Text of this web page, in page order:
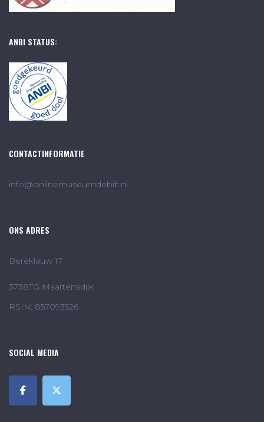
ANBI STATUS:
CONTACTINFORMATIE
info@onlinemuseumdebilt.nl
ONS ADRES
Bereklauw 17
3738TG Maartensdijk
RSIN: 857093526
SOCIAL MEDIA